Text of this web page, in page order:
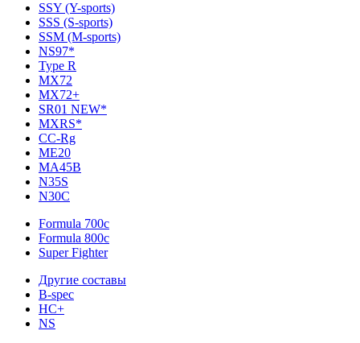
SSY (Y-sports)
SSS (S-sports)
SSM (M-sports)
NS97*
Type R
MX72
MX72+
SR01 NEW*
MXRS*
CC-Rg
ME20
MA45B
N35S
N30C
Formula 700c
Formula 800c
Super Fighter
Другие составы
B-spec
HC+
NS